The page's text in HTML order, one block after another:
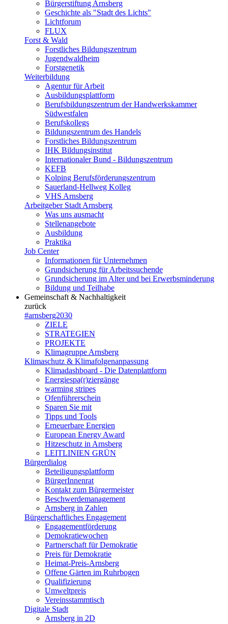
Bürgerstiftung Arnsberg
Geschichte als "Stadt des Lichts"
Lichtforum
FLUX
Forst & Wald
Forstliches Bildungszentrum
Jugendwaldheim
Forstgenetik
Weiterbildung
Agentur für Arbeit
Ausbildungsplattform
Berufsbildungszentrum der Handwerkskammer
Südwestfalen
Berufskollegs
Bildungszentrum des Handels
Forstliches Bildungszentrum
IHK Bildungsinstitut
Internationaler Bund - Bildungszentrum
KEFB
Kolping Berufsförderungszentrum
Sauerland-Hellweg Kolleg
VHS Arnsberg
Arbeitgeber Stadt Arnsberg
Was uns ausmacht
Stellenangebote
Ausbildung
Praktika
Job Center
Informationen für Unternehmen
Grundsicherung für Arbeitssuchende
Grundsicherung im Alter und bei Erwerbsminderung
Bildung und Teilhabe
Gemeinschaft & Nachhaltigkeit
zurück
#arnsberg2030
ZIELE
STRATEGIEN
PROJEKTE
Klimagruppe Arnsberg
Klimaschutz & Klimafolgenanpassung
Klimadashboard - Die Datenplattform
Energiespa(r)ziergänge
warming stripes
Ofenführerschein
Sparen Sie mit
Tipps und Tools
Erneuerbare Energien
European Energy Award
Hitzeschutz in Arnsberg
LEITLINIEN GRÜN
Bürgerdialog
Beteiligungsplattform
BürgerInnenrat
Kontakt zum Bürgermeister
Beschwerdemanagement
Arnsberg in Zahlen
Bürgerschaftliches Engagement
Engagementförderung
Demokratiewochen
Partnerschaft für Demokratie
Preis für Demokratie
Heimat-Preis-Arnsberg
Offene Gärten im Ruhrbogen
Qualifizierung
Umweltpreis
Vereinsstammtisch
Digitale Stadt
Arnsberg in 2D